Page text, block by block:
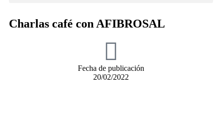
Charlas café con AFIBROSAL
Fecha de publicación
20/02/2022